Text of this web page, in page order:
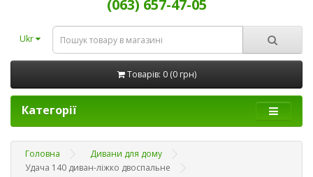
(063) 657-47-05
Ukr
Товарів: 0 (0 грн)
Категорії
Головна
Дивани для дому
Удача 140 диван-ліжко двоспальне